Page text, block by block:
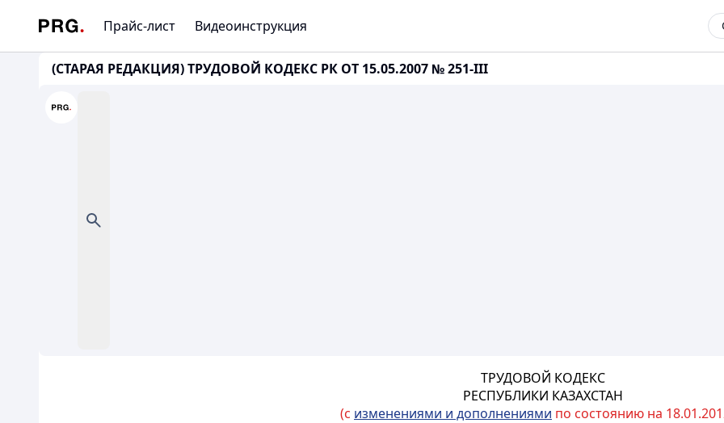
Прайс-лист Видеоинструкция
(СТАРАЯ РЕДАКЦИЯ) ТРУДОВОЙ КОДЕКС РК ОТ 15.05.2007 № 251-III
ТРУДОВОЙ КОДЕКС
РЕСПУБЛИКИ КАЗАХСТАН
(с изменениями и дополнениями по состоянию на